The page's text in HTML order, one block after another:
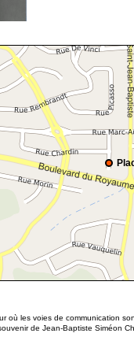
où les voies de communication
de Jean-Baptiste Siméon